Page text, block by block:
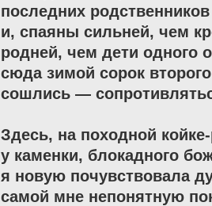
последних
и, спаяны сильней, чем
родней, чем дети одного
сюда зимой сорок
сошлись —
Здесь, на походной
у каменки, блокадного
я новую почувствовала
самой мне непонятную